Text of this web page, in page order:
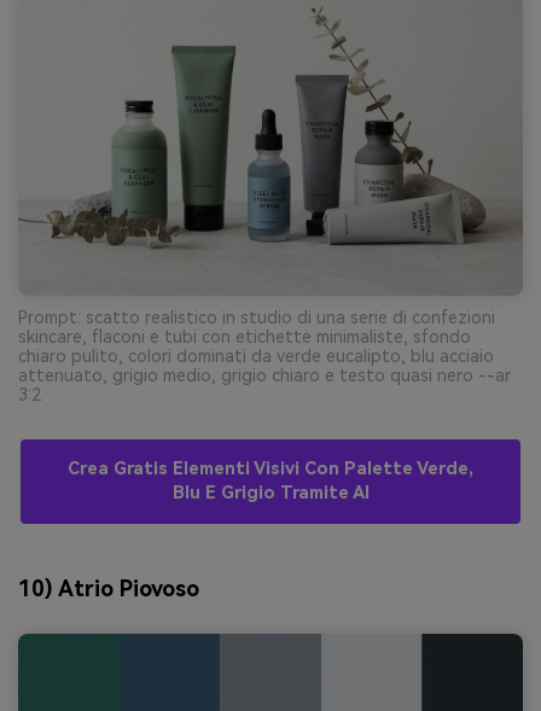
Prompt: scatto realistico in studio di una serie di confezioni
skincare, flaconi e tubi con etichette minimaliste, sfondo
chiaro pulito, colori dominati da verde eucalipto, blu acciaio
attenuato, grigio medio, grigio chiaro e testo quasi nero --ar
3:2
Crea Gratis Elementi Visivi Con Palette Verde,
Blu E Grigio Tramite AI
10) Atrio Piovoso